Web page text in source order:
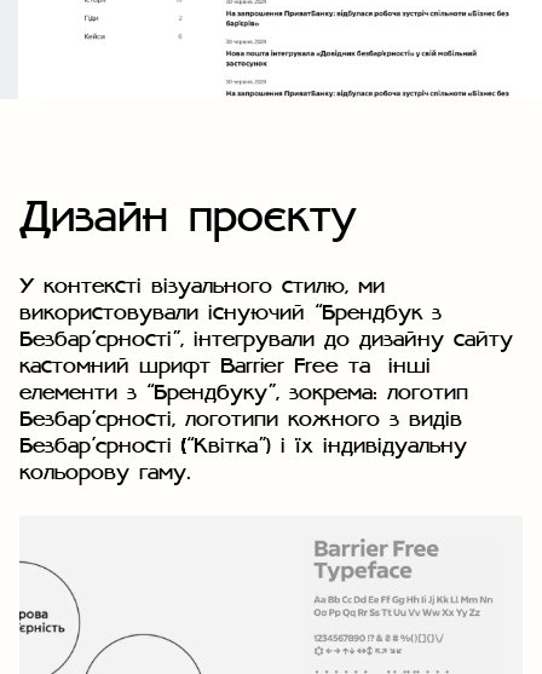
Дизайн проєкту
У контексті візуального стилю, ми
використовували існуючий “Брендбук з
Безбар’єрності”, інтегрували до дизайну сайту
кастомний шрифт Barrier Free та інші
елементи з “Брендбуку”, зокрема: логотип
Безбар’єрності, логотипи кожного з видів
Безбар’єрності (“Квітка”) і їх індивідуальну
кольорову гаму.